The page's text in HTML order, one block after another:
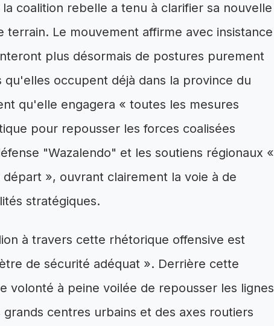
coalition rebelle a tenu à clarifier sa nouvelle
Le mouvement affirme avec insistance
plus désormais de postures purement
qu'elles occupent déjà dans la province du
qu'elle engagera « toutes les mesures
pour repousser les forces coalisées
"Wazalendo" et les soutiens régionaux «
», ouvrant clairement la voie à de
stratégiques.
à travers cette rhétorique offensive est
de sécurité adéquat ». Derrière cette
volonté à peine voilée de repousser les lignes
centres urbains et des axes routiers